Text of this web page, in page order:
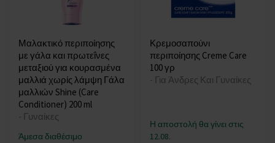
Μαλακτικό περιποίησης
με γάλα και πρωτεΐνες
μεταξιού για κουρασμένα
μαλλιά χωρίς λάμψη Γάλα
μαλλιών Shine (Care
Conditioner) 200 ml
- Γυναίκες
Άμεσα διαθέσιμο
Κρεμοσαπούνι
περιποίησης Creme Care
100 γρ
- Για Άνδρες Και Γυναίκες
Η αποστολή θα γίνει στις
12.08.